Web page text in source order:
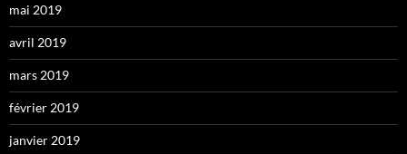
mai 2019
avril 2019
mars 2019
février 2019
janvier 2019